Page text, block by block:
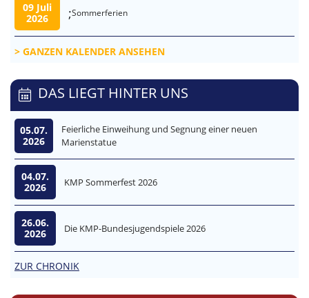
09 Juli
2026
;Sommerferien
GANZEN KALENDER ANSEHEN
DAS LIEGT HINTER UNS
05.07.
2026
Feierliche Einweihung und Segnung einer neuen
Marienstatue
04.07.
2026
KMP Sommerfest 2026
26.06.
2026
Die KMP-Bundesjugendspiele 2026
ZUR CHRONIK